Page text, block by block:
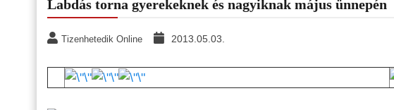
Labdás torna gyerekeknek és nagyiknak május ünnepén
Tizenhetedik Online 2013.05.03.